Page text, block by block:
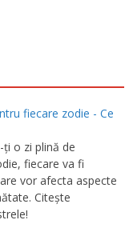
fiecare zodie - Ce
o zi plină de
fiecare va fi
vor afecta aspecte
Citeşte